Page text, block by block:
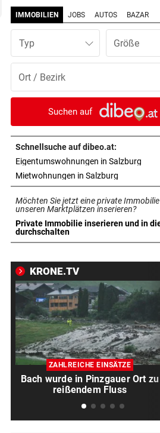
SALZBURGER FESTSPIELE vor 3
Mozarts herrlich kühne
Liebesspiele ganz in Weiß
vor
Sonnenfinsternis treffen
„WERMUTSTROPFEN“ vor
Verletzter Salzburg-Kicker:
Diagnose ist da!
SCHWIMM-EM IN PARIS
Halbfinal-Aus für Luca Karl
K.o.-Sprintbewerb
BEI „COSÌ FAN TUTTE“
den Festspielen
350 QUADRATMETER FEUER vor 6
Waldbrand in Göriach konnte
gelöscht werden
WIRBEL UM ARBEIT-SAGER vor
Kanzler entschuldigt sich:
Satz ist falsch“
IMMOBILIEN JOBS AUTOS BAZAR
Typ
Suchen auf
Schnellsuche auf dibeo.at:
Eigentumswohnungen in Salzburg
Mietwohnungen in Salzburg
Möchten Sie jetzt eine private
unseren Marktplätzen inserieren?
Private Immobilie inserieren und in
durchschalten
in neuem Tab öffnen
KRONE.TV
ZAHLREICHE EINSÄTZE
Bach wurde in Pinzgauer Ort zu
reißendem Fluss